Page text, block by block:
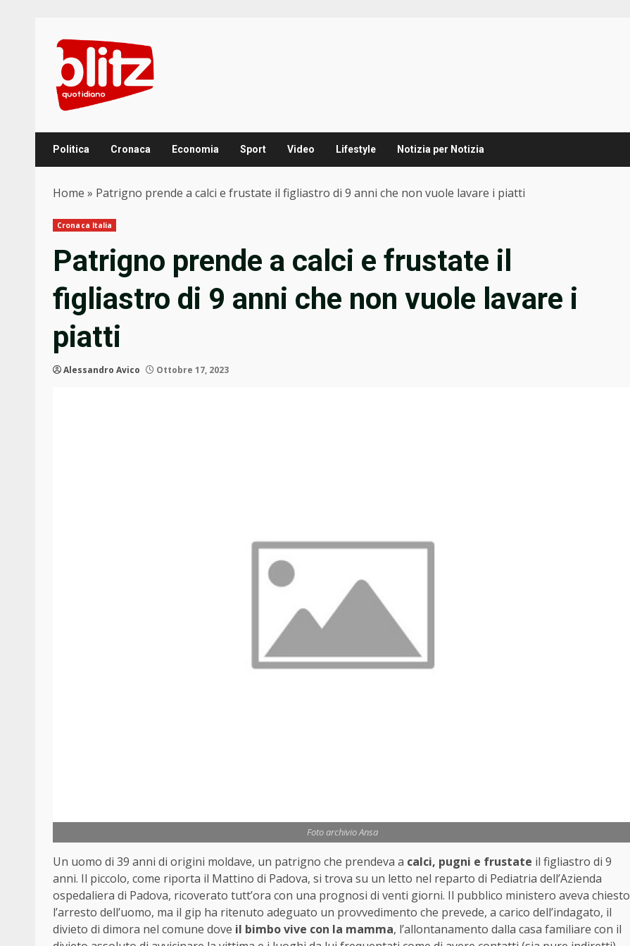
content
Politica Cronaca Economia Sport Video Lifestyle Notizia per Notizia
Home » Patrigno prende a calci e frustate il figliastro di 9 anni che non vuole lavare i piatti
Cronaca Italia
Patrigno prende a calci e frustate il
figliastro di 9 anni che non vuole lavare i
piatti
Alessandro Avico Ottobre 17, 2023
Foto archivio Ansa
Un uomo di 39 anni di origini moldave, un patrigno che prendeva a calci, pugni e frustate il figliastro di 9
anni. Il piccolo, come riporta il Mattino di Padova, si trova su un letto nel reparto di Pediatria dell’Azienda
ospedaliera di Padova, ricoverato tutt’ora con una prognosi di venti giorni. Il pubblico ministero aveva chiesto
l’arresto dell’uomo, ma il gip ha ritenuto adeguato un provvedimento che prevede, a carico dell’indagato, il
divieto di dimora nel comune dove il bimbo vive con la mamma, l’allontanamento dalla casa familiare con il